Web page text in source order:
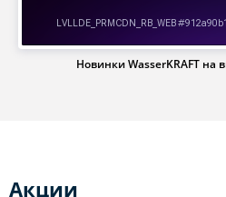
Новинки WasserKRAFT на
Акции